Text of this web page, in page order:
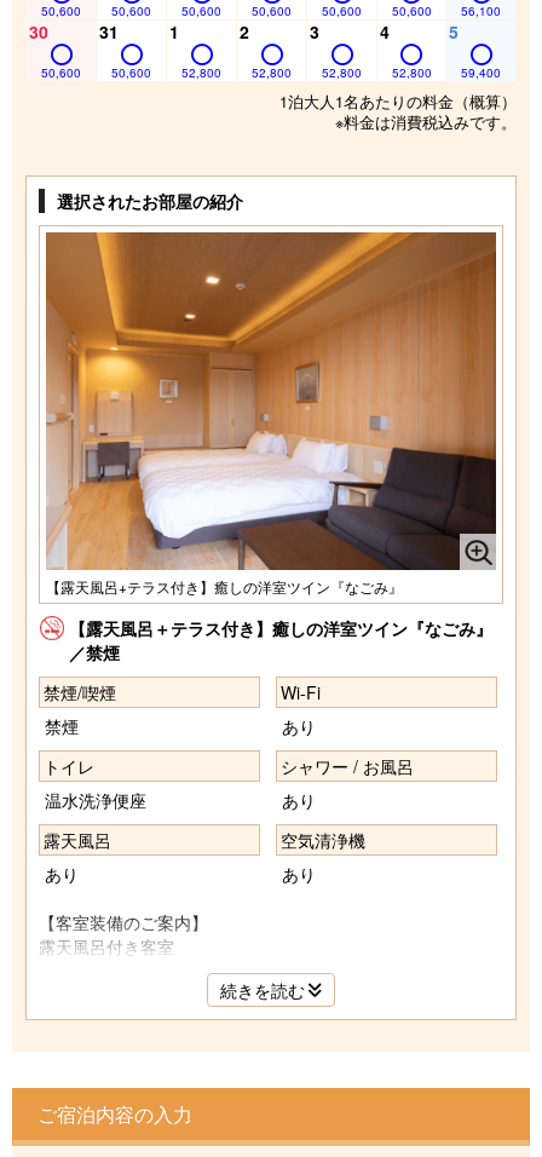
50,600 50,600 50,600 50,600 50,600 50,600 56,100
30
50,600
31
50,600
1
52,800
2
52,800
3
52,800
4
52,800
5
59,400
1泊大人1名あたりの料金（概算）
※料金は消費税込みです。
選択されたお部屋の紹介
【露天風呂+テラス付き】癒しの洋室ツイン『なごみ』
【露天風呂＋テラス付き】癒しの洋室ツイン『なごみ』
／禁煙
禁煙/喫煙
禁煙
Wi-Fi
あり
トイレ
温水洗浄便座
シャワー / お風呂
あり
露天風呂
あり
空気清浄機
あり
【客室装備のご案内】
露天風呂付き客室
洋室41㎡(バルコニー含む)
洗面／電話／金庫／エアコン
液晶テレビ／冷蔵庫 （空の為ご自由にお使い下さい）
続きを読む
ご宿泊内容の入力